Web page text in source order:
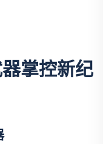
掌控新纪